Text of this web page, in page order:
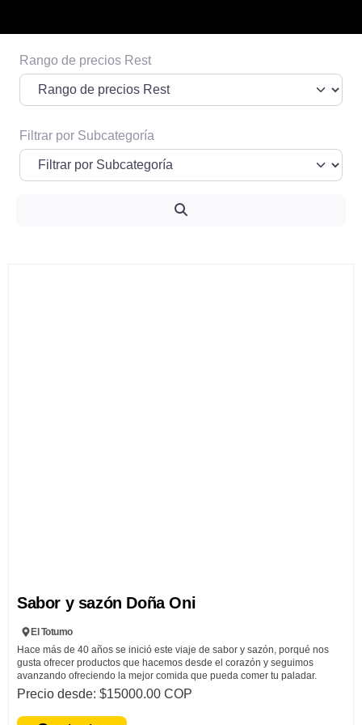
Espacio publicitario 1
Informacion de posibles prestadores o
Ver Más
Rango de precios Rest
Filtrar por Subcategoría
Sabor y sazón Doña Oni
El Totumo
Hace más de 40 años se inició este viaje de sabor y sazón, porqué nos
gusta ofrecer productos que hacemos desde el corazón y seguimos
avanzando ofreciendo la mejor comida que pueda comer tu paladar.
Somos tradición y amor. En cada plato encontrarás sabores que te invitan
a sentirte en casa, aquí somos mujeres berracas que siempre tienen la
mejor actitud y la mejor disposición para atenderte o llevarte un plato bien
Precio desde: $15000.00 COP